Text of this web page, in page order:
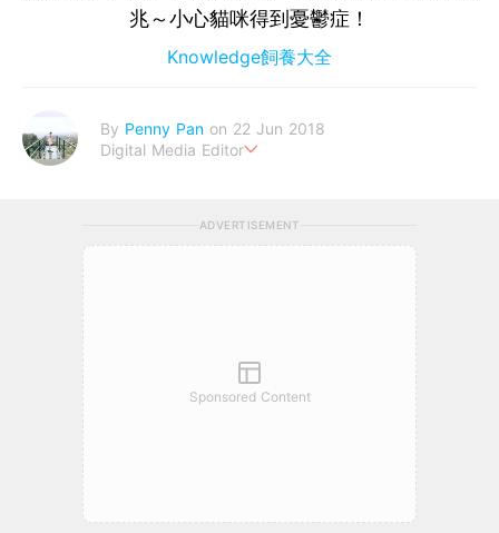
兆～小心貓咪得到憂鬱症！
Knowledge飼養大全
By Penny Pan on 22 Jun 2018
Digital Media Editor
ADVERTISEMENT
Sponsored Content